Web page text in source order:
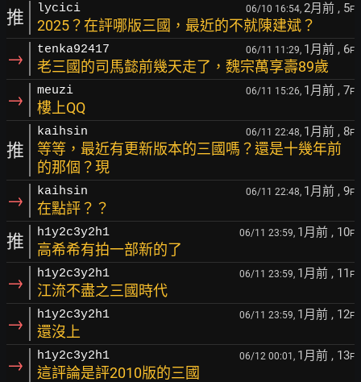
推 lycici 06/10 16:54, 2月前 , 5F
2025？在評哪版三國，最近的不就陳建斌？
→ tenka92417 06/11 11:29, 1月前 , 6F
老三國的司馬懿前幾天走了，魏宗萬享壽89歲
→ meuzi 06/11 15:26, 1月前 , 7F
樓上QQ
推
kaihsin 06/11 22:48, 1月前 , 8F
等等，最近有更新版本的三國嗎？還是十幾年前
的那個？現
→ kaihsin 06/11 22:48, 1月前 , 9F
在點評？？
推 h1y2c3y2h1 06/11 23:59, 1月前 , 10F
高希希有拍一部新的了
→ h1y2c3y2h1 06/11 23:59, 1月前 , 11 F
江流不盡之三國時代
→ h1y2c3y2h1 06/11 23:59, 1月前 , 12F
還沒上
→ h1y2c3y2h1 06/12 00:01, 1月前 , 13F
這評論是評2010版的三國